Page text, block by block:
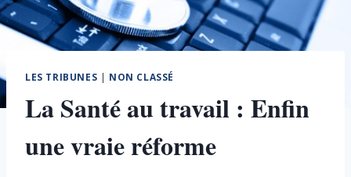
LES TRIBUNES | NON CLASSÉ
La Santé au travail : Enfin
une vraie réforme